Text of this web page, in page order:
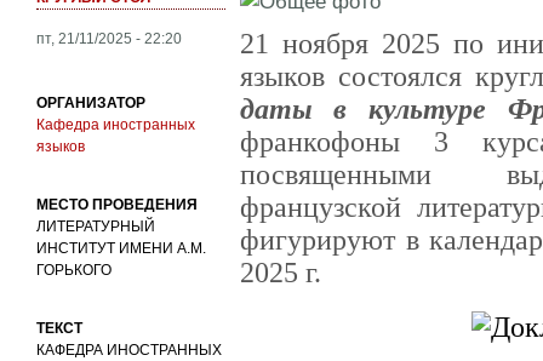
пт, 21/11/2025 - 22:20
ОРГАНИЗАТОР
Кафедра иностранных
языков
МЕСТО ПРОВЕДЕНИЯ
ЛИТЕРАТУРНЫЙ
ИНСТИТУТ ИМЕНИ А.М.
ГОРЬКОГО
ТЕКСТ
КАФЕДРА ИНОСТРАННЫХ
21 ноября 2025 по
языков состоялся
даты в культуре
франкофоны 3
посвященными
французской
фигурируют в
2025 г.